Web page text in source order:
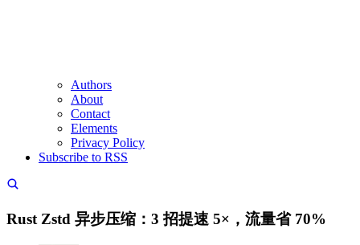
Authors
About
Contact
Elements
Privacy Policy
Subscribe to RSS
Rust Zstd 异步压缩：3 招提速 5×，流量省 70%